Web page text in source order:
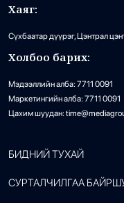
Хаяг:
Сүхбаатар дүүрэг, Цэнтрал
Холбоо барих:
Мэдээллийн алба: 7711 0091
Маркетингийн алба: 7711 0091
Цахим шуудан:
БИДНИЙ ТУХАЙ
СУРТАЛЧИЛГАА